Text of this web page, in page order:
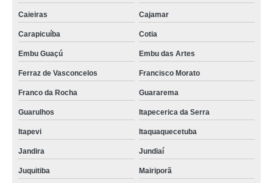
Caieiras Cajamar
Carapicuíba Cotia
Embu Guaçú Embu das Artes
Ferraz de Vasconcelos Francisco Morato
Franco da Rocha Guararema
Guarulhos Itapecerica da Serra
Itapevi Itaquaquecetuba
Jandira Jundiaí
Juquitiba Mairiporã